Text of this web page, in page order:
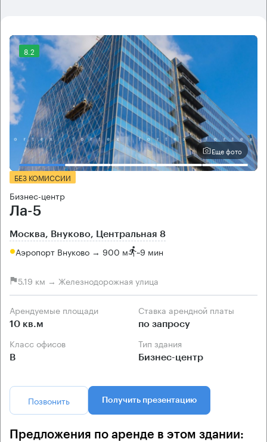
8.2
Еще фото
БЕЗ КОМИССИИ
Бизнес-центр
Ла-5
Москва, Внуково, Центральная 8
Аэропорт Внуково → 900 м ~9 мин
5.19 км → Железнодорожная улица
Арендуемые площади
10 кв.м
Ставка арендной платы
по запросу
Класс офисов
B
Тип здания
Бизнес-центр
Позвонить Получить презентацию
Предложения по аренде в этом здании: